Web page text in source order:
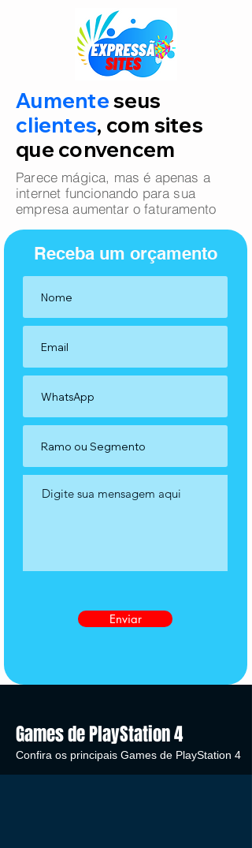
Aumenteseus
clientes, com sites
que convencem
Parece mágica, mas é apenas a
internet funcionando para sua
empresa aumentar o faturamento
Receba um orçamento
Enviar
Games de PlayStation 4
Confira os principais Games de PlayStation 4